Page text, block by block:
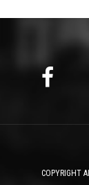
COPYRIGHT